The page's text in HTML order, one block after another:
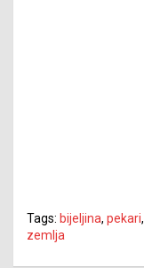
Tags: bijeljina, pekari,
zemlja